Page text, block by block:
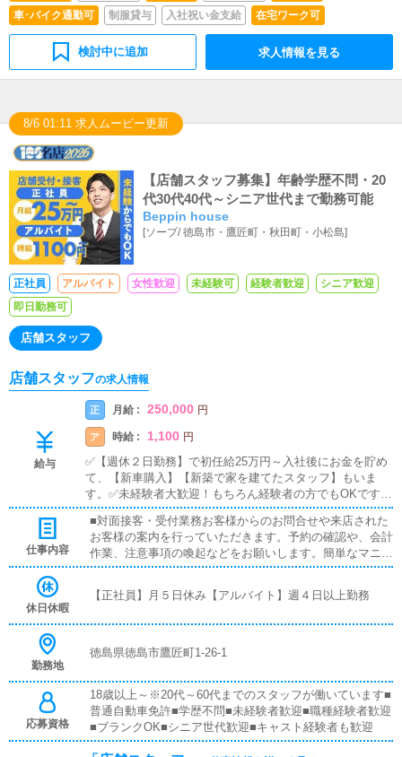
車･バイク通勤可
制服貸与 入社祝い金支給 在宅ワーク可
検討中に追加 求人情報を見る
8/6 01:11 求人ムービー更新
【店舗スタッフ募集】年齢学歴不問・20
代30代40代～シニア世代まで勤務可能
Beppin house
[ソープ/徳島市・鷹匠町・秋田町・小松島]
正社員 アルバイト 女性歓迎 未経験可 経験者歓迎
シニア歓迎
即日勤務可
店舗スタッフ
店舗スタッフの求人情報
給与
正 月給 : 250,000 円
ア 時給 : 1,100 円
✅【週休２日勤務】で初任給25万円～入社後にお金を貯め
て、【新車購入】【新築で家を建てたスタッフ】もいま
す。✅未経験者大歓迎！もちろん経験者の方でもOKです。
✅有給休暇制度あり！家庭がある方や、プライベート重視
の方も安心の就業制度です《店舗スタッフ》(未経験者様大
歓迎)[社]：月給25万円～(経験は考慮他未経験者は３ヶ月の
試用期間あり)[ア]：時給1,100円～（試用期間あり）■試用
仕事内容
■対面接客・受付業務お客様からのお問合せや来店された
お客様の案内を行っていただきます。予約の確認や、会計
作業、注意事項の喚起などをお願いします。簡単なマニュ
アルや、先輩スタッフに付いて業務内容を見ながら徐々に
す。■PC更新業務ヘブンネットなど、ポータルサイト等の
はボタンを押すだけや、ブログの更新時に簡単に文字が入
きます。■清掃・備品管理お客様やキャストの方に快適に
お過ごしいただくため、店内の清掃や備品の管理・補充を
行っていただきます。
休日休暇
【正社員】月５日休み【アルバイト】週４日以上勤務
勤務地
徳島県徳島市鷹匠町1-26-1
応募資格
18歳以上～※20代～60代までのスタッフが働いています■
普通自動車免許■学歴不問■未経験者歓迎■職種経験者歓迎
■ブランクOK■シニア世代歓迎■キャスト経験者も歓迎